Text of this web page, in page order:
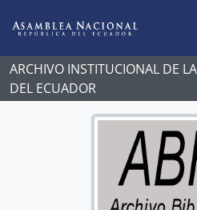
ARCHIVO INSTITUCIONAL DE
DEL ECUADOR